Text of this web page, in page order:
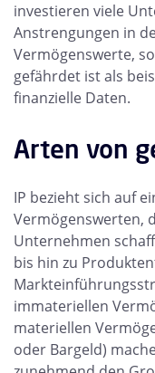
investieren viele
Anstrengungen in
Vermögenswerte,
gefährdet ist als
finanzielle Daten.
Arten von
IP bezieht sich auf
Vermögenswerten,
Unternehmen
bis hin zu
immateriellen
materiellen
oder Bargeld)